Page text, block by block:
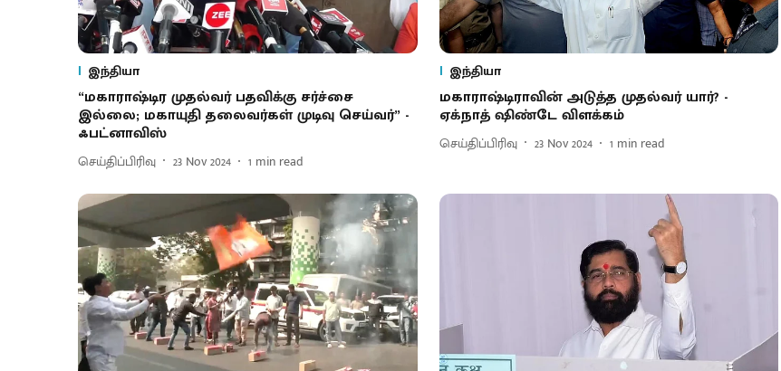
இந்தியா
“மகாராஷ்டிர முதல்வர் பதவிக்கு சர்ச்சை
இல்லை; மகாயுதி தலைவர்கள் முடிவு செய்வர்” -
ஃபட்னாவிஸ்
செய்திப்பிரிவு 23 Nov 2024 1 min read
இந்தியா
மகாராஷ்டிராவின் அடுத்த முதல்வர் யார்? -
ஏக்நாத் ஷிண்டே விளக்கம்
செய்திப்பிரிவு 23 Nov 2024 1 min read